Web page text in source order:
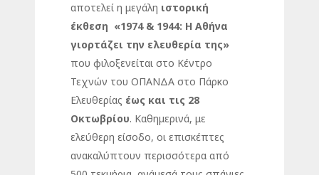
αποτελεί η μεγάλη ιστορική
έκθεση «1974 & 1944: Η Αθήνα
γιορτάζει την ελευθερία της»
που φιλοξενείται στο Κέντρο
Τεχνών του ΟΠΑΝΔΑ στο Πάρκο
Ελευθερίας έως και τις 28
Οκτωβρίου. Καθημερινά, με
ελεύθερη είσοδο, οι επισκέπτες
ανακαλύπτουν περισσότερα από